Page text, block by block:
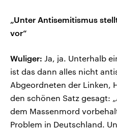
„Unter Antisemitismus
vor“
Wuliger: Ja, ja. Unterhalb
ist das dann alles nicht
Abgeordneten der Linken,
den schönen Satz gesagt:
dem Massenmord
Problem in Deutschland.